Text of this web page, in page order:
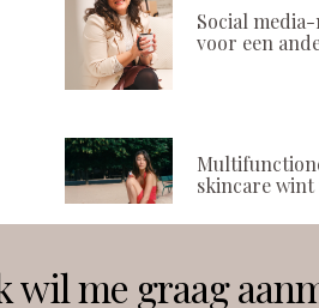
Waarom jij steeds meer
taken op je bordje krijgt
ON
Social
voor een
skincare
Volg ons
wil me graag